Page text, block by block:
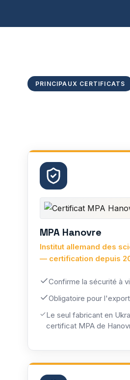
PRINCIPAUX CERTIFICATS
MPA Hanovre
Institut allemand des
— certification depuis
Confirme la sécurité à
Obligatoire pour
Le seul fabricant en
certificat MPA de